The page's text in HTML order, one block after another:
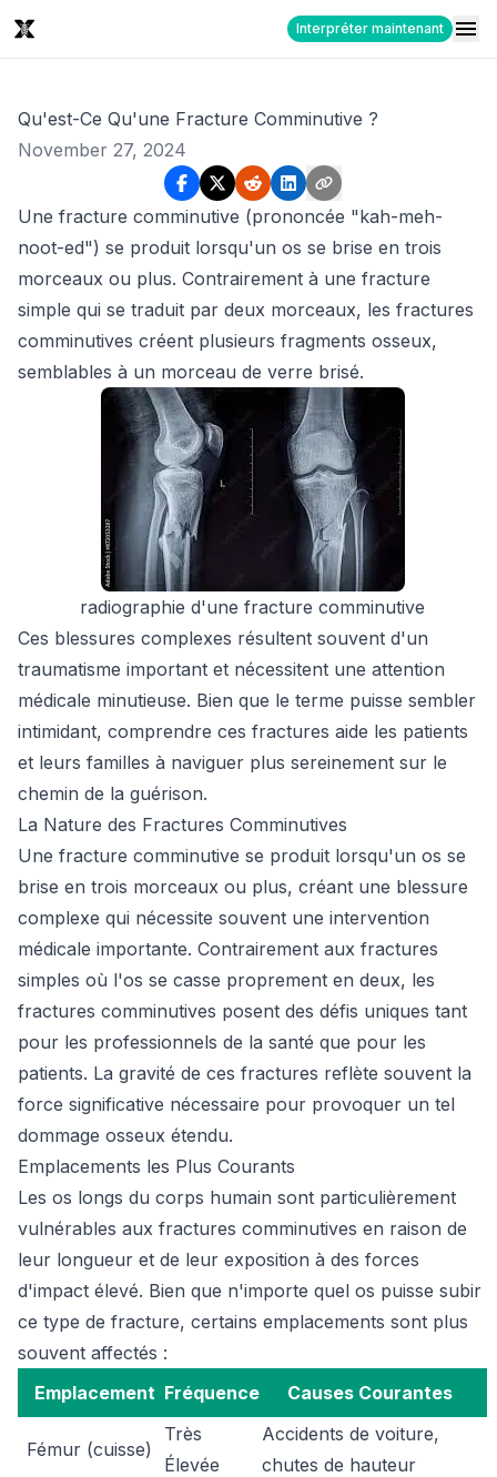
Interpréter maintenant
Qu'est-Ce Qu'une Fracture Comminutive ?
November 27, 2024
Une fracture comminutive (prononcée "kah-meh-
noot-ed") se produit lorsqu'un os se brise en trois
morceaux ou plus. Contrairement à une fracture
simple qui se traduit par deux morceaux, les fractures
comminutives créent plusieurs fragments osseux,
semblables à un morceau de verre brisé.
radiographie d'une fracture comminutive
Ces blessures complexes résultent souvent d'un
traumatisme important et nécessitent une attention
médicale minutieuse. Bien que le terme puisse sembler
intimidant, comprendre ces fractures aide les patients
et leurs familles à naviguer plus sereinement sur le
chemin de la guérison.
La Nature des Fractures Comminutives
Une fracture comminutive se produit lorsqu'un os se
brise en trois morceaux ou plus, créant une blessure
complexe qui nécessite souvent une intervention
médicale importante. Contrairement aux fractures
simples où l'os se casse proprement en deux, les
fractures comminutives posent des défis uniques tant
pour les professionnels de la santé que pour les
patients. La gravité de ces fractures reflète souvent la
force significative nécessaire pour provoquer un tel
dommage osseux étendu.
Emplacements les Plus Courants
Les os longs du corps humain sont particulièrement
vulnérables aux fractures comminutives en raison de
leur longueur et de leur exposition à des forces
d'impact élevé. Bien que n'importe quel os puisse subir
ce type de fracture, certains emplacements sont plus
souvent affectés :
Emplacement Fréquence Causes Courantes
Fémur (cuisse)
Très
Élevée
Accidents de voiture,
chutes de hauteur